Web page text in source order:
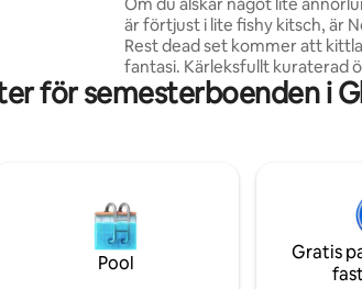
eller
pizza
är förtjust i lite fishy kitsch, är
Rest dead set kommer att
fantasi. Kärleksfullt kuraterad
decennier är detta en rolig,
kyld strandflykt. Och det bästa? Den
flykten, långt från den galna
Ta en digital avgiftning, ta dig
läsa, skriva, fundera eller bara
återförenas med vänner och
för semesterboenden i
Pool
Gratis